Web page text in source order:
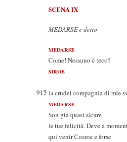
SCENA IX
MEDARSE e detto
MEDARSE
Come! Nessuno è teco?
SIROE
Ho
915 la crudel compagnia di mie
MEDARSE
Son già quasi sicure
le tue felicità. Deve a
qui venir Cosroe e forse